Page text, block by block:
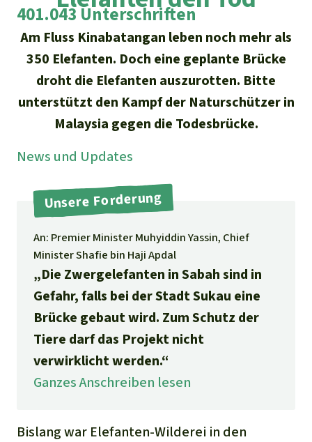
Kids
Newsletter­anmeldung
Klima
Biodiversität
Schutzgebiete
Palmöl
Tropenholz
Aluminium
Gold
Fleisch und Soja
Landraub
Wilderei
Staudämme
Aktuelle Ausgabe
01/2026
04/2025
03/2025
01/2025
Ältere Ausgaben
Überuns
Über uns
Der Verein
40 Jahre Vereins­geschichte
Jahresberichte
Kontakt
Transparenz
Medien
Presse
Banner einbinden
Freianzeigen
Suche
Deutsch
English
Français
Italiano
Português
Indonesia
Spendenkonto Rettet den
Regenwald e. V.
2025 0541
GENODEM1GLS
GLS Bank
IBAN kopieren
Spenden für ein Thema
Tierschutz
Waldschutz
Schutz von Indigenen
Südostasien
Afrika
Lateinamerika
401.043 Unterschriften
Am Fluss Kinabatangan leben noch mehr als
350 Elefanten. Doch eine geplante Brücke
droht die Elefanten auszurotten. Bitte
unterstützt den Kampf der Naturschützer in
Malaysia gegen die Todesbrücke.
News und Updates
Unsere Forderung
An: Premier Minister Muhyiddin Yassin, Chief
Minister Shafie bin Haji Apdal
„Die Zwergelefanten in Sabah sind in
Gefahr, falls bei der Stadt Sukau eine
Brücke gebaut wird. Zum Schutz der
Tiere darf das Projekt nicht
verwirklicht werden.“
Ganzes Anschreiben lesen
Bislang war Elefanten-Wilderei in den